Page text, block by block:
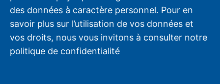
des données à caractère personnel. Pour en
savoir plus sur l’utilisation de vos données et
vos droits, nous vous invitons à consulter notre
politique de confidentialité